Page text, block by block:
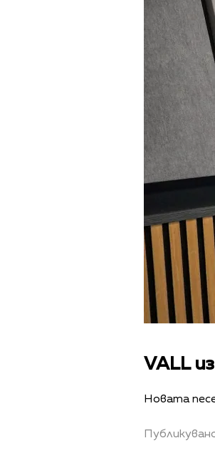
VALL
Новата